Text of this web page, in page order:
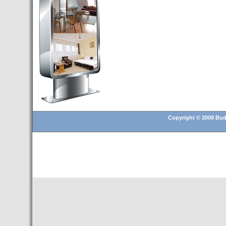
Budapest’.
- Hoteles en BUDAPEST:
Resultados octubre de 2016,
subida del 15% ocupación y
del 25,6% en el RevPar
- Nuevo Hotel en Budapest
bajo la marca Exe Hotusa
- Transfer Aeropuerto de
BUDAPEST
Copyright © 2008